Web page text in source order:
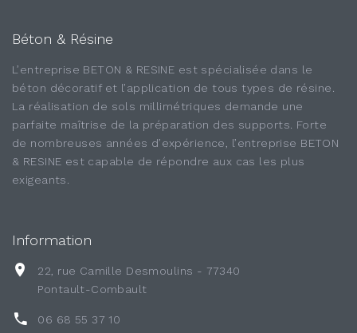
Béton & Résine
L’entreprise BETON & RESINE est spécialisée dans le
béton décoratif et l’application de tous types de résine.
La réalisation de sols millimétriques demande une
parfaite maîtrise de la préparation des supports. Forte
de nombreuses années d’expérience, l’entreprise BETON
& RESINE est capable de répondre aux cas les plus
exigeants.
Information
22, rue Camille Desmoulins - 77340
Pontault-Combault
06 68 55 37 10